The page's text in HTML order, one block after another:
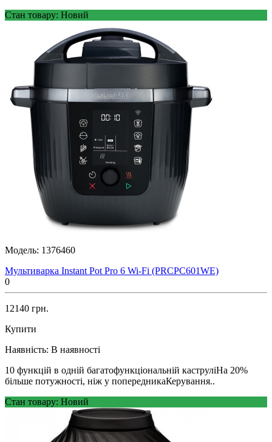
Стан товару: Новий
Модель: 1376460
Мультиварка Instant Pot Pro 6 Wi-Fi (PRCPC601WE)
0
12140 грн.
Купити
Наявність: В наявності
10 функцій в одній багатофункціональній каструліНа 20%
більше потужності, ніж у попередникаКерування..
Стан товару: Новий